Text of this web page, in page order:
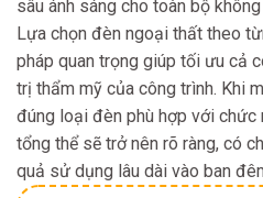
sâu ánh sáng cho toàn bộ không
Lựa chọn đèn ngoại thất theo
pháp quan trọng giúp tối ưu cả
trị thẩm mỹ của công trình. Khi
đúng loại đèn phù hợp với chức
tổng thể sẽ trở nên rõ ràng, có
quả sử dụng lâu dài vào ban